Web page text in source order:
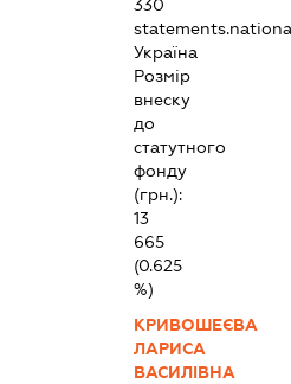
330
Україна
Розмір
внеску
до
статутного
фонду
(грн.):
13
665
(0.625
%)
КРИВОШЕЄВА
ЛАРИСА
ВАСИЛІВНА